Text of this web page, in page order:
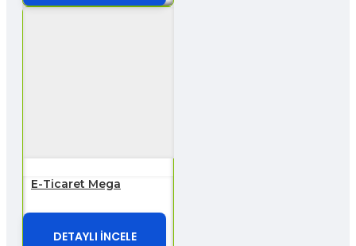
E-Ticaret Mega
DETAYLI İNCELE